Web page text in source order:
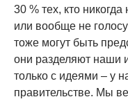
30 % тех, кто никогда
или вообще не
тоже могут быть
они разделяют наши
только с идеями – у
правительстве. Мы